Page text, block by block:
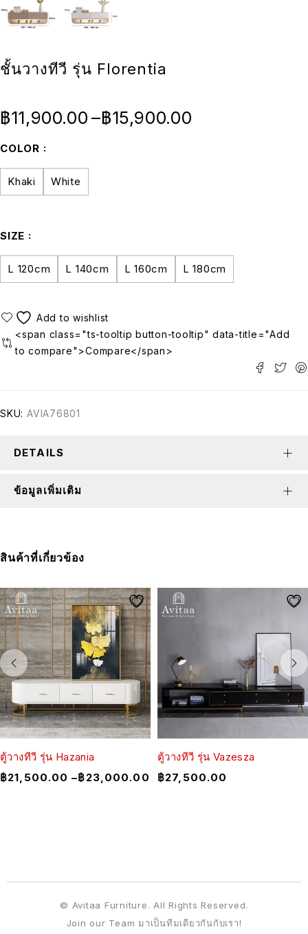
ชั้นวางทีวี รุ่น Florentia
฿11,900.00 –฿15,900.00
COLOR
Khaki White
SIZE
L 120cm L 140cm L 160cm L 180cm
<span class="ts-tooltip button-tooltip" data-title="Add
to compare">Compare</span>
SKU: AVIA76801
DETAILS
ข้อมูลเพิ่มเติม
สินค้าที่เกี่ยวข้อง
ตู้วางทีวี รุ่น Hazania
฿21,500.00 –฿23,000.00
ตู้วางทีวี รุ่น Vazesza
฿27,500.00
Join our Team มาเป็นทีมเดียวกันกับเรา!
© Avitaa Furniture. All Rights Reserved.